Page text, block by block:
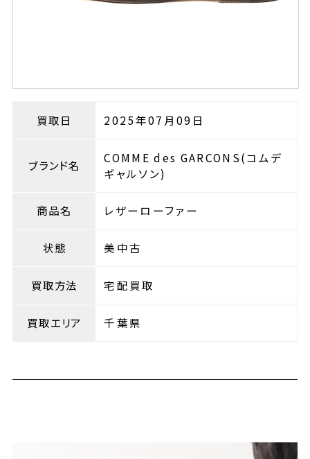
買取日 2025年07月09日
ブランド名
COMME des GARCONS(コムデ
ギャルソン)
商品名 レザーローファー
状態 美中古
買取方法 宅配買取
買取エリア 千葉県